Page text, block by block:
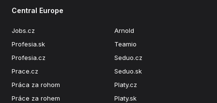
Central Europe
Jobs.cz
Profesia.sk
Profesia.cz
Prace.cz
Práca za rohom
Práce za rohem
Arnold
Teamio
Seduo.cz
Seduo.sk
Platy.cz
Platy.sk